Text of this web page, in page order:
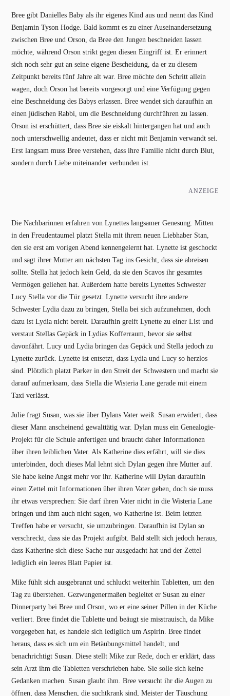
Bree gibt Danielles Baby als ihr eigenes Kind aus und nennt das Kind
Benjamin Tyson Hodge. Bald kommt es zu einer Auseinandersetzung
zwischen Bree und Orson, da Bree den Jungen beschneiden lassen
möchte, während Orson strikt gegen diesen Eingriff ist. Er erinnert
sich noch sehr gut an seine eigene Bescheidung, da er zu diesem
Zeitpunkt bereits fünf Jahre alt war. Bree möchte den Schritt allein
wagen, doch Orson hat bereits vorgesorgt und eine Verfügung gegen
eine Beschneidung des Babys erlassen. Bree wendet sich daraufhin an
einen jüdischen Rabbi, um die Beschneidung durchführen zu lassen.
Orson ist erschüttert, dass Bree sie eiskalt hintergangen hat und auch
noch unterschwellig andeutet, dass er nicht mit Benjamin verwandt sei.
Erst langsam muss Bree verstehen, dass ihre Familie nicht durch Blut,
sondern durch Liebe miteinander verbunden ist.
ANZEIGE
Die Nachbarinnen erfahren von Lynettes langsamer Genesung. Mitten
in den Freudentaumel platzt Stella mit ihrem neuen Liebhaber Stan,
den sie erst am vorigen Abend kennengelernt hat. Lynette ist geschockt
und sagt ihrer Mutter am nächsten Tag ins Gesicht, dass sie abreisen
sollte. Stella hat jedoch kein Geld, da sie den Scavos ihr gesamtes
Vermögen geliehen hat. Außerdem hatte bereits Lynettes Schwester
Lucy Stella vor die Tür gesetzt. Lynette versucht ihre andere
Schwester Lydia dazu zu bringen, Stella bei sich aufzunehmen, doch
dazu ist Lydia nicht bereit. Daraufhin greift Lynette zu einer List und
verstaut Stellas Gepäck in Lydias Kofferraum, bevor sie selbst
davonfährt. Lucy und Lydia bringen das Gepäck und Stella jedoch zu
Lynette zurück. Lynette ist entsetzt, dass Lydia und Lucy so herzlos
sind. Plötzlich platzt Parker in den Streit der Schwestern und macht sie
darauf aufmerksam, dass Stella die Wisteria Lane gerade mit einem
Taxi verlässt.
Julie fragt Susan, was sie über Dylans Vater weiß. Susan erwidert, dass
dieser Mann anscheinend gewalttätig war. Dylan muss ein Genealogie-
Projekt für die Schule anfertigen und braucht daher Informationen
über ihren leiblichen Vater. Als Katherine dies erfährt, will sie dies
unterbinden, doch dieses Mal lehnt sich Dylan gegen ihre Mutter auf.
Sie habe keine Angst mehr vor ihr. Katherine will Dylan daraufhin
einen Zettel mit Informationen über ihren Vater geben, doch sie muss
ihr etwas versprechen: Sie darf ihren Vater nicht in die Wisteria Lane
bringen und ihm auch nicht sagen, wo Katherine ist. Beim letzten
Treffen habe er versucht, sie umzubringen. Daraufhin ist Dylan so
verschreckt, dass sie das Projekt aufgibt. Bald stellt sich jedoch heraus,
dass Katherine sich diese Sache nur ausgedacht hat und der Zettel
lediglich ein leeres Blatt Papier ist.
Mike fühlt sich ausgebrannt und schluckt weiterhin Tabletten, um den
Tag zu überstehen. Gezwungenermaßen begleitet er Susan zu einer
Dinnerparty bei Bree und Orson, wo er eine seiner Pillen in der Küche
verliert. Bree findet die Tablette und beäugt sie misstrauisch, da Mike
vorgegeben hat, es handele sich lediglich um Aspirin. Bree findet
heraus, dass es sich um ein Betäubungsmittel handelt, und
benachrichtigt Susan. Diese stellt Mike zur Rede, doch er erklärt, dass
sein Arzt ihm die Tabletten verschrieben habe. Sie solle sich keine
Gedanken machen. Susan glaubt ihm. Bree versucht ihr die Augen zu
öffnen, dass Menschen, die suchtkrank sind, Meister der Täuschung